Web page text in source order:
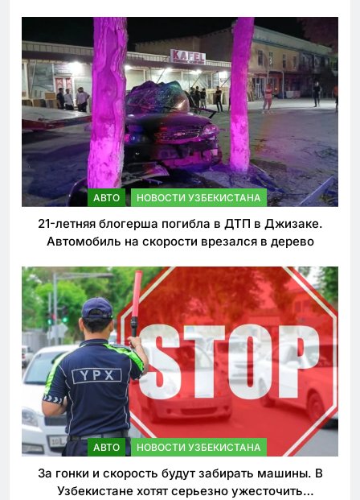
АВТО НОВОСТИ УЗБЕКИСТАНА
21-летняя блогерша погибла в ДТП в Джизаке.
Автомобиль на скорости врезался в дерево
АВТО НОВОСТИ УЗБЕКИСТАНА
За гонки и скорость будут забирать машины. В
Узбекистане хотят серьезно ужесточить